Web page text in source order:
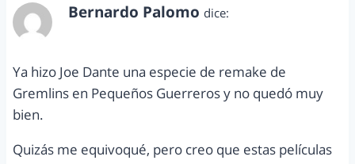
Bernardo Palomo dice:
Ya hizo Joe Dante una especie de remake de
Gremlins en Pequeños Guerreros y no quedó muy
bien.
Quizás me equivoqué, pero creo que estas películas